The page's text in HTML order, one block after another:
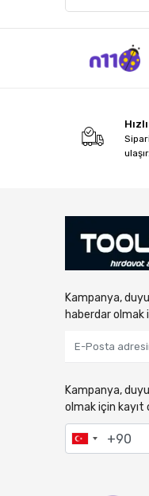
ulaşır.
Kampanya,
haberdar olmak
Kampanya,
olmak için kayıt